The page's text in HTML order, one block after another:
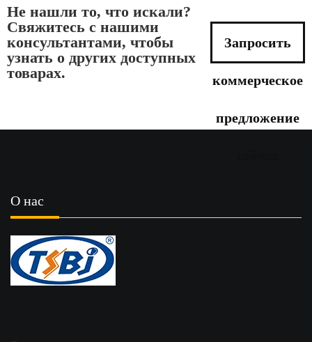
Не нашли то, что искали?
Свяжитесь с нашими
консультантами, чтобы
узнать о других доступных
товарах.
Запросить
коммерческое
предложение
О нас